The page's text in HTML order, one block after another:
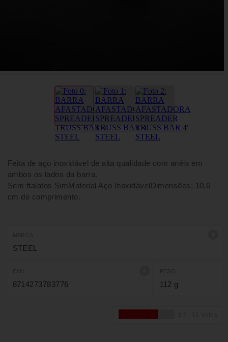
Feita de aço inoxidável de alta qualidade com anéis em
ambos os lados da barra.
Sem ftalatos SimMaterial Aço InoxidávelDimensões: 10,6
cm de comprimento.
STEEL
8714273783776 112 g